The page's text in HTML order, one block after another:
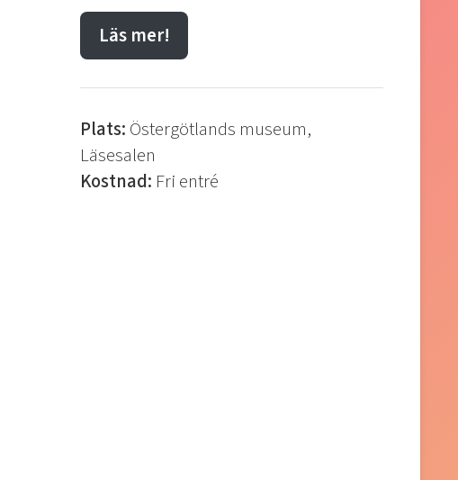
Läs mer!
Plats: Östergötlands museum,
Läsesalen
Kostnad: Fri entré